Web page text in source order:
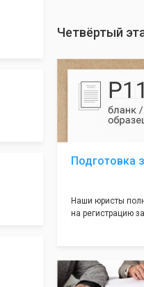
Четвёртый
Подготовка
Наши юристы
на регистрацию
большая часть
многолетним